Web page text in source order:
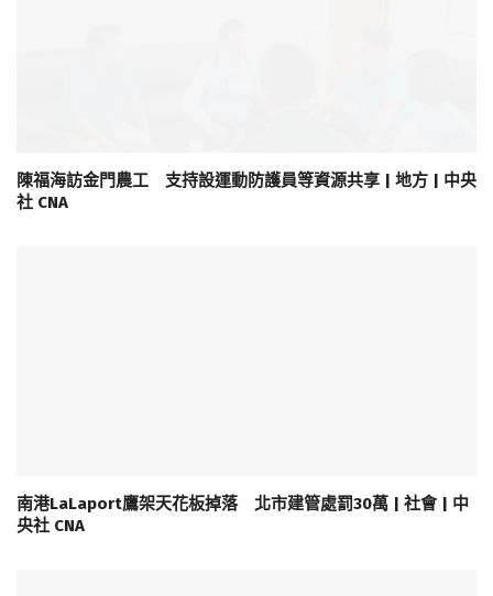
陳福海訪金門農工 支持設運動防護員等資源共享 | 地方 | 中央
社 CNA
南港LaLaport鷹架天花板掉落 北市建管處罰30萬 | 社會 | 中
央社 CNA